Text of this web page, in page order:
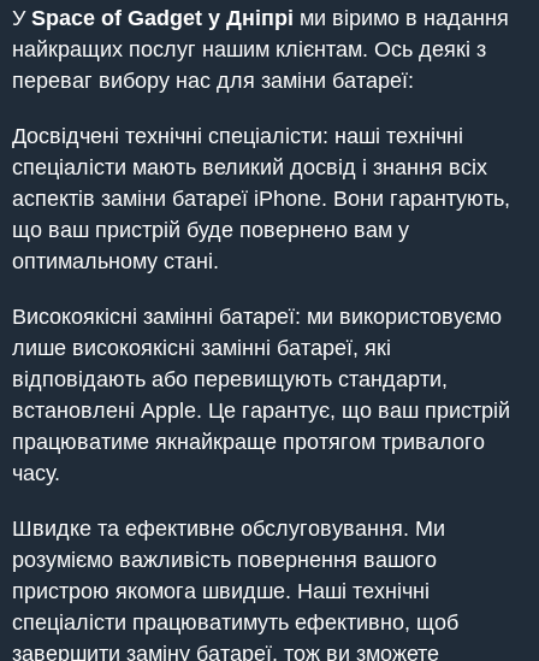
У Space of Gadget у Дніпрі ми віримо в надання
найкращих послуг нашим клієнтам. Ось деякі з
переваг вибору нас для заміни батареї:
Досвідчені технічні спеціалісти: наші технічні
спеціалісти мають великий досвід і знання всіх
аспектів заміни батареї iPhone. Вони гарантують,
що ваш пристрій буде повернено вам у
оптимальному стані.
Високоякісні замінні батареї: ми використовуємо
лише високоякісні замінні батареї, які
відповідають або перевищують стандарти,
встановлені Apple. Це гарантує, що ваш пристрій
працюватиме якнайкраще протягом тривалого
часу.
Швидке та ефективне обслуговування. Ми
розуміємо важливість повернення вашого
пристрою якомога швидше. Наші технічні
спеціалісти працюватимуть ефективно, щоб
завершити заміну батареї, тож ви зможете